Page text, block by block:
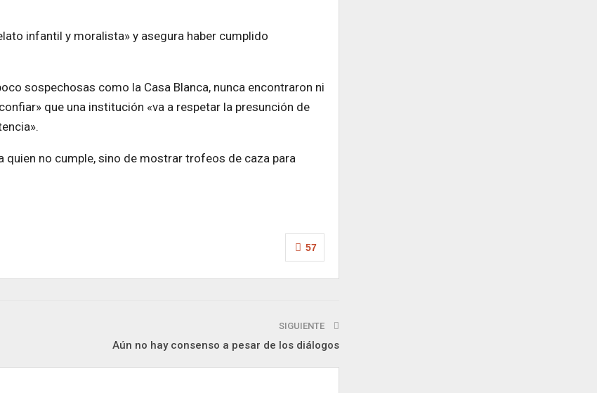
infantil y moralista» y asegura haber cumplido
sospechosas como la Casa Blanca, nunca encontraron ni
que una institución «va a respetar la presunción de
quien no cumple, sino de mostrar trofeos de caza para
57
SIGUIENTE
Aún no hay consenso a pesar de los diálogos